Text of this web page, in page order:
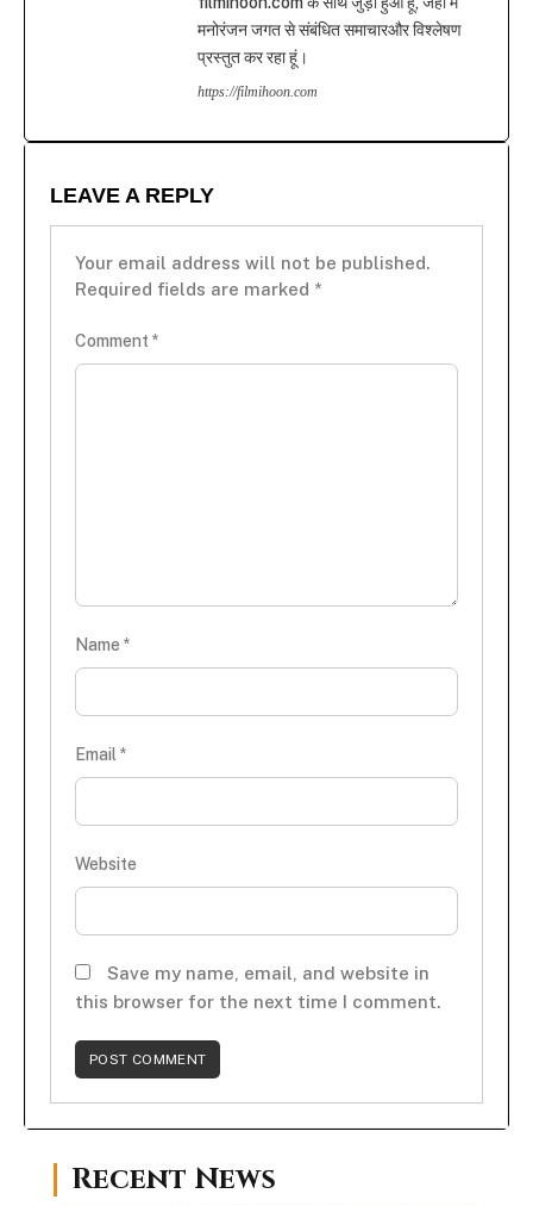
मनोरंजन जगत से संबंधित समाचारऔर विश्लेषण
प्रस्तुत कर रहा हूं।
https://filmihoon.com
LEAVE A REPLY
Your email address will not be published.
Required fields are marked *
Comment *
Name *
Email *
Website
Save my name, email, and website in
this browser for the next time I comment.
Recent News